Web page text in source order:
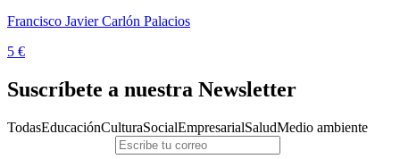
Francisco Javier Carlón Palacios
5 €
Suscríbete a nuestra Newsletter
TodasEducaciónCulturaSocialEmpresarialSaludMedio ambiente